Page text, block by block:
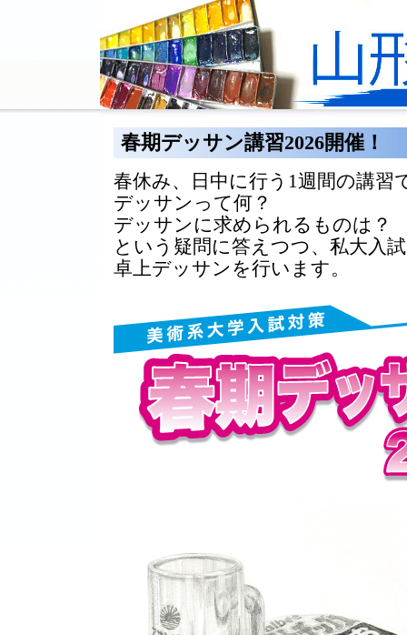
春期デッサン講習2026開催！
春休み、日中に行う1週間の講習
デッサンって何？
デッサンに求められるものは？
という疑問に答えつつ、私大入
卓上デッサンを行います。